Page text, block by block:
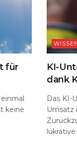
für
keine
KI-
dank
Das KI-
Umsatz